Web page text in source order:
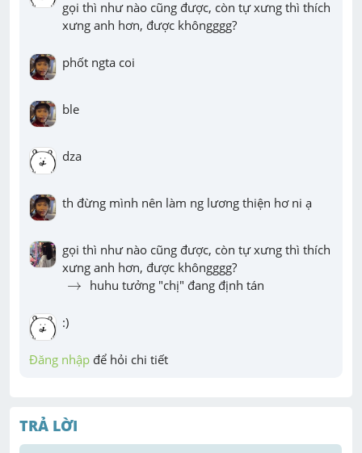
gọi thì như nào cũng được, còn tự xưng thì thích
xưng anh hơn, được khôngggg?
phốt ngta coi
ble
dza
th đừng mình nên làm ng lương thiện hơ ni ạ
gọi thì như nào cũng được, còn tự xưng thì thích
→
→ huhu tưởng "chị" đang định tán
:)
Đăng nhập để hỏi chi tiết
TRẢ LỜI